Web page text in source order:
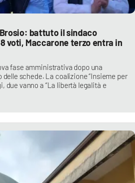
battuto il sindaco
voti, Maccarone terzo entra in
fase amministrativa dopo una
schede. La coalizione “Insieme per
due vanno a “La libertà legalità e